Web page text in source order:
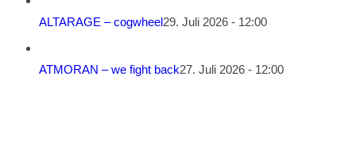
ALTARAGE – cogwheel29. Juli 2026 - 12:00
ATMORAN – we fight back27. Juli 2026 - 12:00